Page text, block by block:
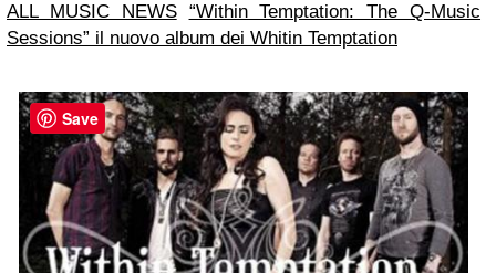
ALL MUSIC NEWS “Within Temptation: The Q-Music
Sessions” il nuovo album dei Whitin Temptation
Save